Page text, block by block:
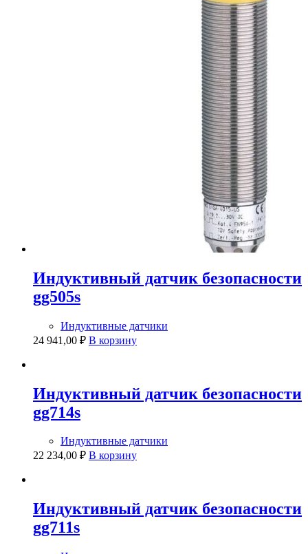
Индуктивный датчик безопасности
gg505s
Индуктивные датчики
24 941,00 ₽ В корзину
Индуктивный датчик безопасности
gg714s
Индуктивные датчики
22 234,00 ₽ В корзину
Индуктивный датчик безопасности
gg711s